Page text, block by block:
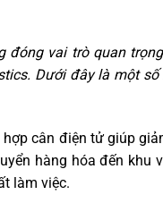
vai trò quan
Dưới đây là một
hợp cân điện tử giúp
hàng hóa đến khu
làm việc.